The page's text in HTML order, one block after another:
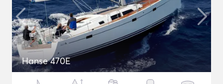
Hanse 470E